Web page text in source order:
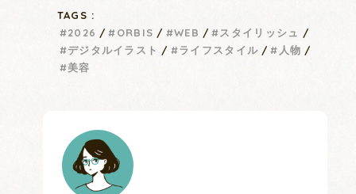
TAGS :
2026
ORBIS WEB
スタイリッシュ
デジタルイラスト
ライフスタイル
人物
美容